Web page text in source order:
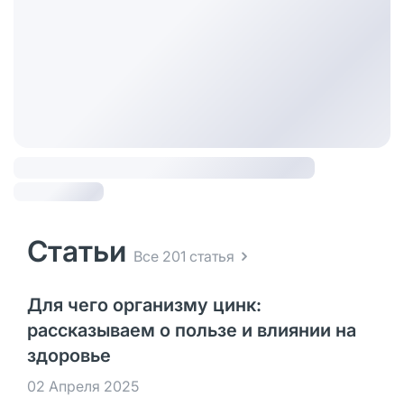
Статьи Все 201 статья
Для чего организму цинк:
рассказываем о пользе и влиянии на
здоровье
02 Апреля 2025